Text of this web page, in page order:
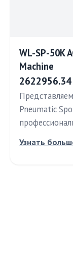
WL-SP-50K
Machine
2622956.34
Pneumatic
Узнать